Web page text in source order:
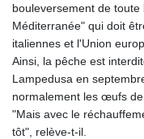
bouleversement de
Méditerranée" qui doit
italiennes et l'Union
Ainsi, la pêche est
Lampedusa en
normalement les œufs de
"Mais avec le
tôt", relève-t-il.